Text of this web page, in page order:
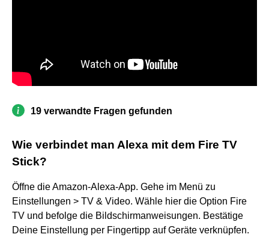
19 verwandte Fragen gefunden
Wie verbindet man Alexa mit dem Fire TV
Stick?
Öffne die Amazon-Alexa-App. Gehe im Menü zu
Einstellungen > TV & Video. Wähle hier die Option Fire
TV und befolge die Bildschirmanweisungen. Bestätige
Deine Einstellung per Fingertipp auf Geräte verknüpfen.